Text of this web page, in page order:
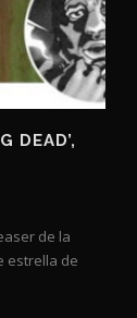
DEAD’,
de la
estrella de